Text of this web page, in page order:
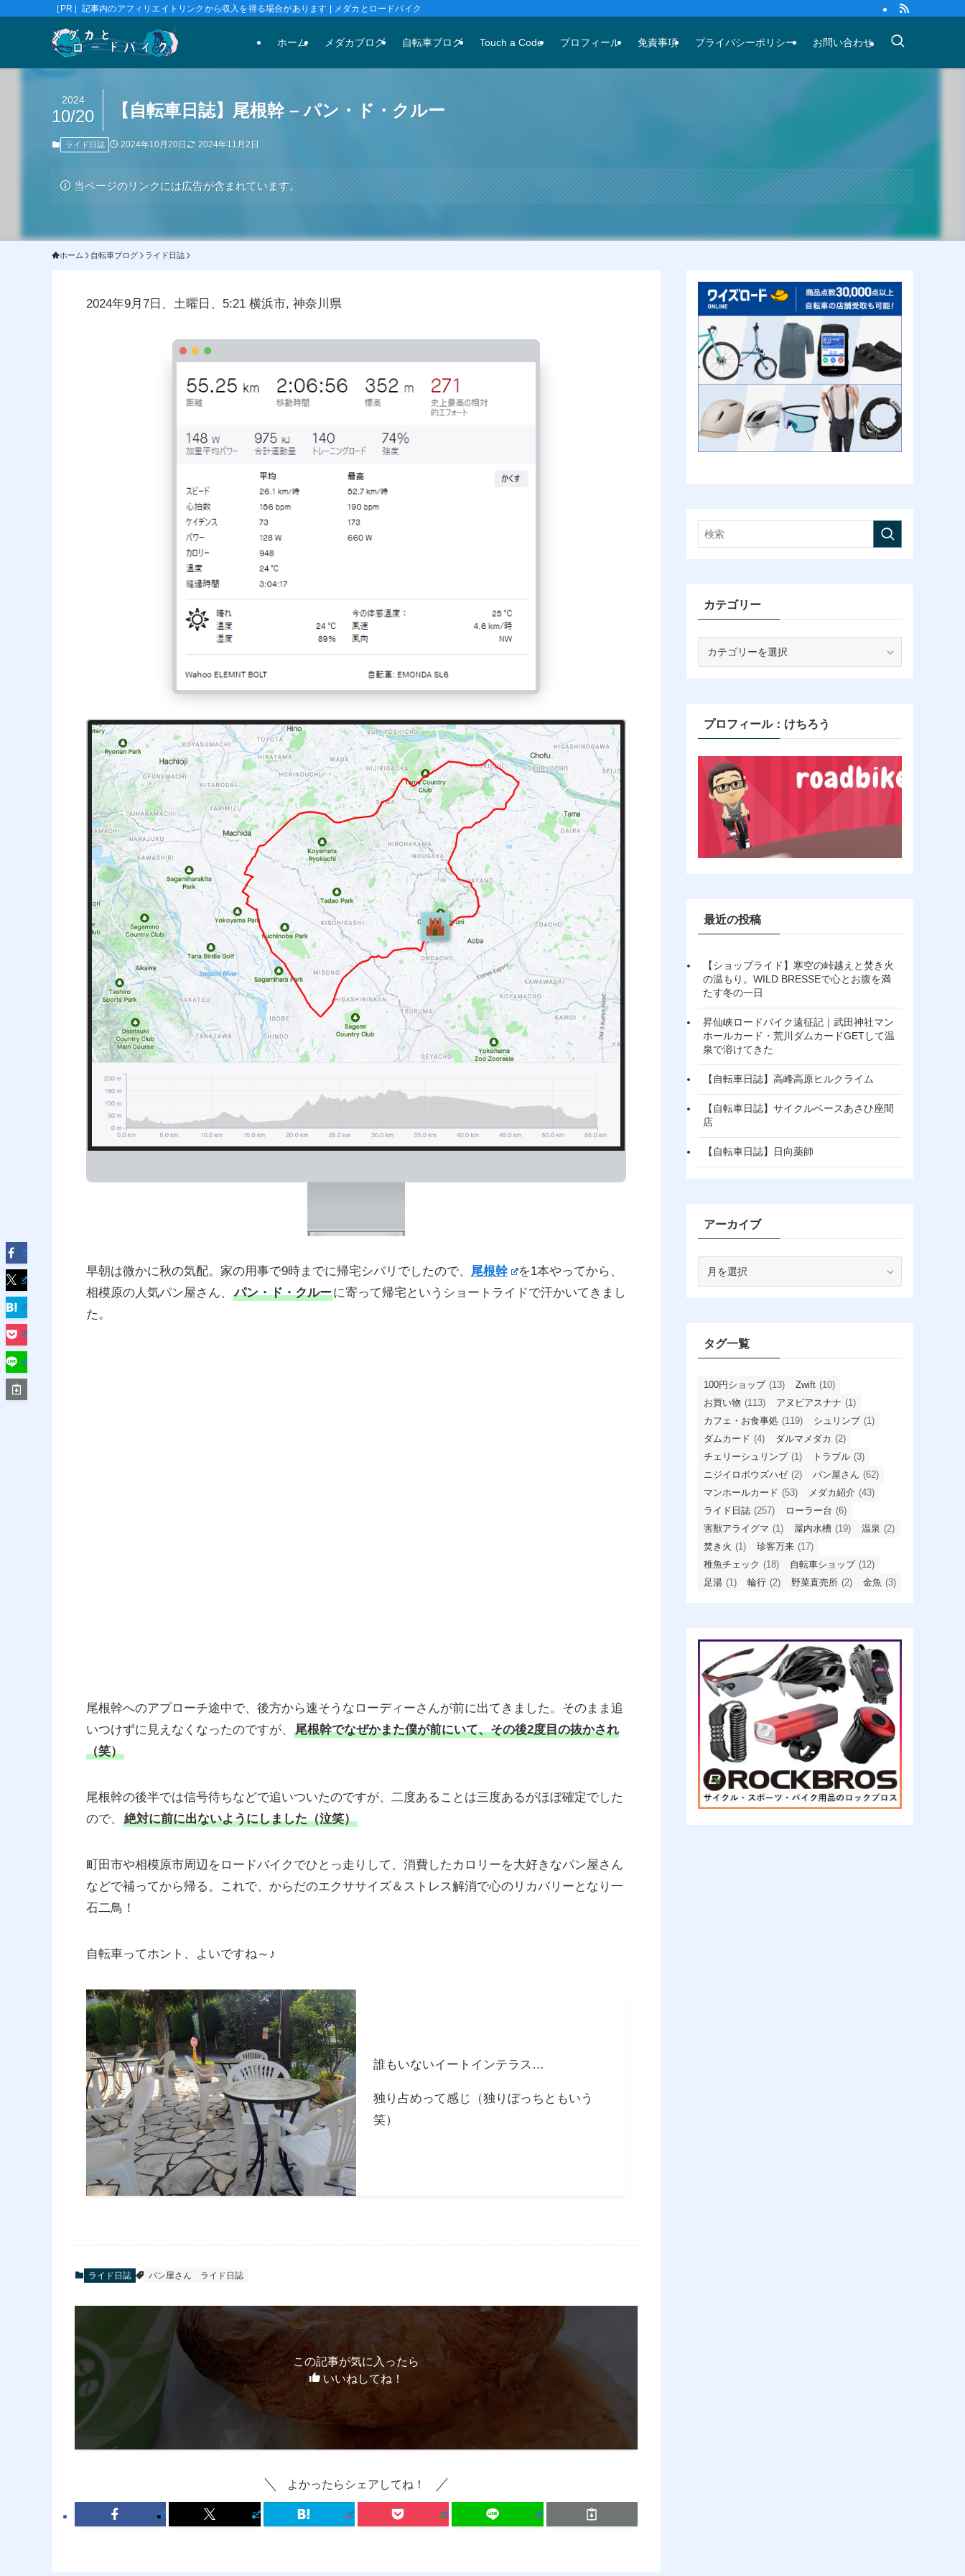
［PR］記事内のアフィリエイトリンクから収入を得る場合があります | メダカとロードバイク
ホーム メダカブログ 自転車ブログ Touch a Code プロフィール 免責事項 プライバシーポリシー お問い合わせ
【自転車日誌】尾根幹 – パン・ド・クルー
2024
10/20
ライド日誌 2024年10月20日 2024年11月2日
当ページのリンクには広告が含まれています。
ホーム 自転車ブログ ライド日誌
2024年9月7日、土曜日、5:21 横浜市, 神奈川県
早朝は微かに秋の気配。家の用事で9時までに帰宅シバリでしたので、 尾根幹
を1本やってから、
相模原の人気パン屋さん、
パン・ド・クルーに寄って帰宅というショートライドで汗かいてきまし
た。
尾根幹へのアプローチ途中で、後方から速そうなローディーさんが前に出てきました。そのまま追
いつけずに見えなくなったのですが、
尾根幹でなぜかまた僕が前にいて、その後2度目の抜かされ
（笑）
尾根幹の後半では信号待ちなどで追いついたのですが、二度あることは三度あるがほぼ確定でした
ので、
絶対に前に出ないようにしました（泣笑）
町田市や相模原市周辺をロードバイクでひとっ走りして、消費したカロリーを大好きなパン屋さん
などで補ってから帰る。これで、からだのエクササイズ＆ストレス解消で心のリカバリーとなり一
石二鳥！
自転車ってホント、よいですね～♪
誰もいないイートインテラス…
独り占めって感じ（独りぼっちともいう
笑）
ライド日誌 パン屋さん ライド日誌
この記事が気に入ったら
いいねしてね！
よかったらシェアしてね！
カテゴリー
プロフィール：けちろう
最近の投稿
【ショップライド】寒空の峠越えと焚き火
の温もり。WILD BRESSEで心とお腹を満
たす冬の一日
昇仙峡ロードバイク遠征記｜武田神社マン
ホールカード・荒川ダムカードGETして温
泉で溶けてきた
【自転車日誌】高峰高原ヒルクライム
【自転車日誌】サイクルベースあさひ座間
店
【自転車日誌】日向薬師
アーカイブ
タグ一覧
100円ショップ (13) Zwift (10)
お買い物 (113) アヌビアスナナ (1)
カフェ・お食事処 (119) シュリンプ (1)
ダムカード (4) ダルマメダカ (2)
チェリーシュリンプ (1) トラブル (3)
ニジイロボウズハゼ (2) パン屋さん (62)
マンホールカード (53) メダカ紹介 (43)
ライド日誌 (257) ローラー台 (6)
害獣アライグマ (1) 屋内水槽 (19) 温泉 (2)
焚き火 (1) 珍客万来 (17)
稚魚チェック (18) 自転車ショップ (12)
足湯 (1) 輪行 (2) 野菜直売所 (2) 金魚 (3)